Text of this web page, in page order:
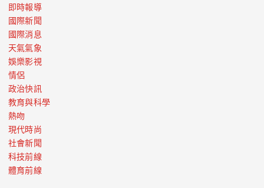
即時報導
國際新聞
國際消息
天氣氣象
娛樂影視
情侶
政治快訊
教育與科學
熱吻
現代時尚
社會新聞
科技前線
體育前線